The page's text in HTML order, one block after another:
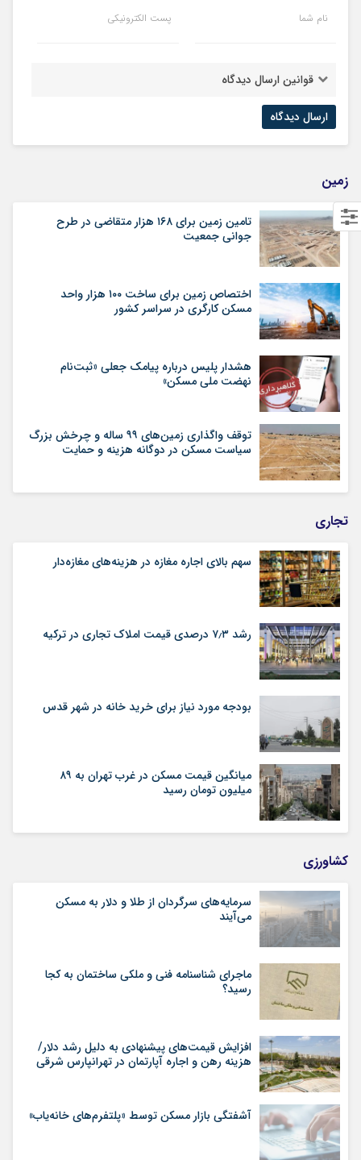
نام شما پست الکترونیکی
قوانین ارسال دیدگاه
زمین
تامین زمین برای ۱۶۸ هزار متقاضی در طرح
جوانی جمعیت
اختصاص زمین برای ساخت ۱۰۰ هزار واحد
مسکن کارگری در سراسر کشور
هشدار پلیس درباره پیامک جعلی «ثبت‌نام
نهضت ملی مسکن»
توقف واگذاری زمین‌های ۹۹ ساله و چرخش بزرگ
سیاست مسکن در دوگانه هزینه و حمایت
تجاری
سهم بالای اجاره‌‌ مغازه در هزینه‌‌های مغازه‌‌دار
رشد ۷٫۳ درصدی قیمت‌ املاک تجاری در ترکیه
بودجه مورد نیاز برای خرید خانه در شهر قدس
میانگین قیمت مسکن در غرب تهران به ۸۹
میلیون تومان رسید
کشاورزی
سرمایه‌های سرگردان از طلا و دلار به مسکن
می‌آیند
ماجرای شناسنامه‌ فنی و ملکی ساختمان به کجا
رسید؟
افزایش قیمت‌های پیشنهادی به دلیل رشد دلار/
هزینه رهن و اجاره آپارتمان در تهرانپارس شرقی
آشفتگی بازار مسکن توسط «پلتفرم‌های خانه‌یاب»